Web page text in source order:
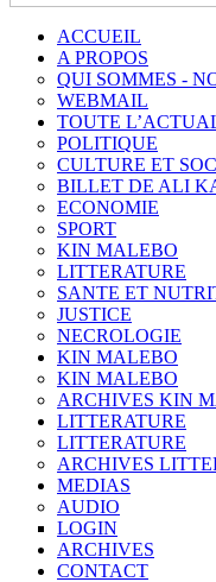
ACCUEIL
A PROPOS
QUI SOMMES -
WEBMAIL
TOUTE
POLITIQUE
CULTURE ET
BILLET DE ALI
ECONOMIE
SPORT
KIN MALEBO
LITTERATURE
SANTE ET
JUSTICE
NECROLOGIE
KIN MALEBO
KIN MALEBO
ARCHIVES KIN
LITTERATURE
LITTERATURE
ARCHIVES
MEDIAS
AUDIO
LOGIN
ARCHIVES
CONTACT